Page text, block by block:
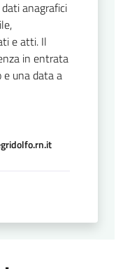
anagrafici
e atti. Il
in entrata
e una data a